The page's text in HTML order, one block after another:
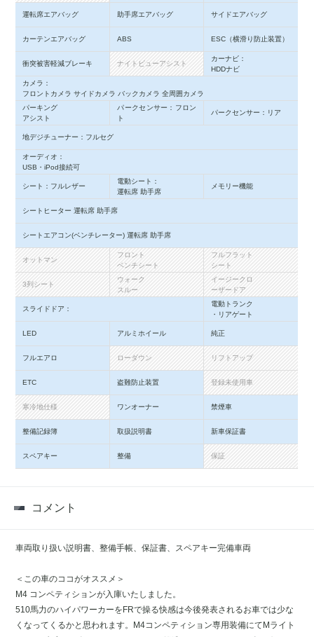
運転席エアバッグ 助手席エアバッグ サイドエアバッグ
カーテンエアバッグ ABS ESC（横滑り防止装置）
衝突被害軽減ブレーキ ナイトビューアシスト
カーナビ：
HDDナビ
カメラ：
フロントカメラ サイドカメラ バックカメラ 全周囲カメラ
パーキング
アシスト
パークセンサー：フロン
ト
パークセンサー：リア
地デジチューナー：フルセグ
オーディオ：
USB・iPod接続可
シート：フルレザー
電動シート：
運転席 助手席
メモリー機能
シートヒーター 運転席 助手席
シートエアコン(ベンチレーター) 運転席 助手席
オットマン
フロント
ベンチシート
フルフラット
シート
3列シート
ウォーク
スルー
イージークロ
ーザードア
スライドドア：
電動トランク
・リアゲート
LED アルミホイール 純正
フルエアロ ローダウン リフトアップ
ETC 盗難防止装置 登録未使用車
寒冷地仕様 ワンオーナー 禁煙車
整備記録簿 取扱説明書 新車保証書
スペアキー 整備 保証
コメント
車両取り扱い説明書、整備手帳、保証書、スペアキー完備車両
＜この車のココがオススメ＞
M4 コンペティションが入庫いたしました。
510馬力のハイパワーカーをFRで操る快感は今後発表されるお車では少な
くなってくるかと思われます。M4コンペティション専用装備にてMライト